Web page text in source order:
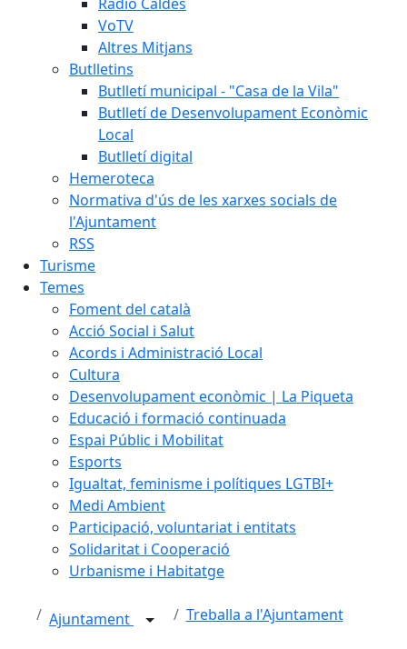
VoTV
Altres Mitjans
Butlletins
Butlletí municipal - "Casa de la Vila"
Butlletí de Desenvolupament Econòmic
Local
Butlletí digital
Hemeroteca
Normativa d'ús de les xarxes socials de
l'Ajuntament
RSS
Turisme
Temes
Foment del català
Acció Social i Salut
Acords i Administració Local
Cultura
Desenvolupament econòmic | La Piqueta
Educació i formació continuada
Espai Públic i Mobilitat
Esports
Igualtat, feminisme i polítiques LGTBI+
Medi Ambient
Participació, voluntariat i entitats
Solidaritat i Cooperació
Urbanisme i Habitatge
Ajuntament Treballa a l'Ajuntament